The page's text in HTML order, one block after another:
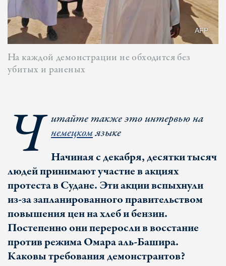
AFP
На каждой демонстрации не обходится без
убитых и раненых
Ч итайте также это интервью на
немецкомязыке
Начиная с декабря, десятки тысяч
людей принимают участие в акциях
протеста в Судане. Эти акции вспыхнули
из-за запланированного правительством
повышения цен на хлеб и бензин.
Постепенно они переросли в восстание
против режима Омара аль-Башира.
Каковы требования демонстрантов?